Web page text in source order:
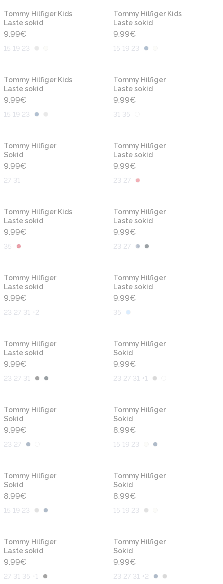
Tommy Hilfiger Kids
Laste sokid
9.99€
15 19 23
Tommy Hilfiger Kids
Laste sokid
9.99€
15 19 23
Tommy Hilfiger Kids
Laste sokid
9.99€
15 19 23
Tommy Hilfiger
Laste sokid
9.99€
31 35
Tommy Hilfiger
Sokid
9.99€
27 31
Tommy Hilfiger
Laste sokid
9.99€
23 27
Tommy Hilfiger Kids
Laste sokid
9.99€
35
Tommy Hilfiger
Laste sokid
9.99€
23 27
Tommy Hilfiger
Laste sokid
9.99€
23 27 31 +2
Tommy Hilfiger
Laste sokid
9.99€
35
Tommy Hilfiger
Laste sokid
9.99€
23 27 31
Tommy Hilfiger
Sokid
9.99€
23 27 31 +1
Tommy Hilfiger
Sokid
9.99€
23 27
Tommy Hilfiger
Sokid
8.99€
15 19 23
Tommy Hilfiger
Sokid
8.99€
15 19 23
Tommy Hilfiger
Sokid
8.99€
15 19 23
Tommy Hilfiger
Laste sokid
9.99€
27 31 35 +1
Tommy Hilfiger
Sokid
9.99€
23 27 31 +2